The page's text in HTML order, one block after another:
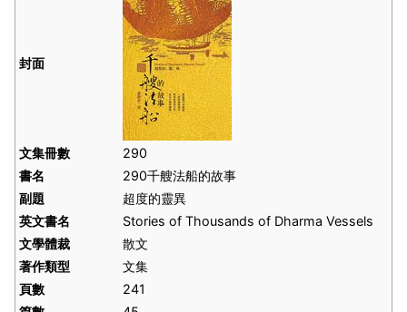
封面
文集冊數
290
書名
290千艘法船的故事
副題
超度的靈異
英文書名
Stories of Thousands of Dharma Vessels
文學體裁
散文
著作類型
文集
頁數
241